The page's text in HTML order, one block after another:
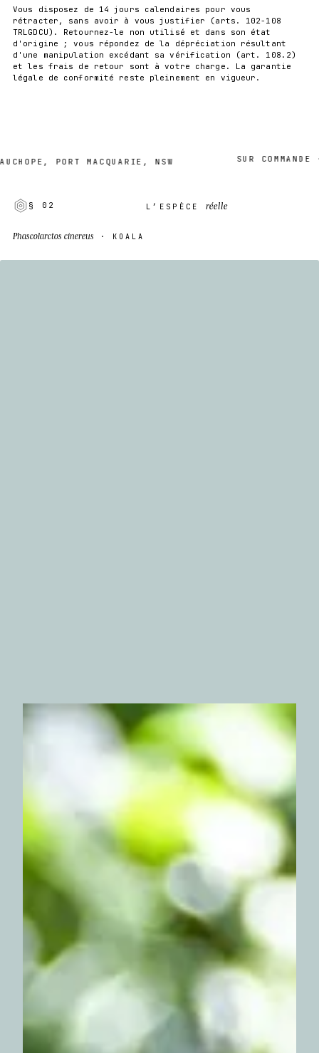
Vous disposez de 14 jours calendaires pour vous
rétracter, sans avoir à vous justifier (arts. 102-108
TRLGDCU). Retournez-le non utilisé et dans son état
d'origine ; vous répondez de la dépréciation résultant
d'une manipulation excédant sa vérification (art. 108.2)
et les frais de retour sont à votre charge. La garantie
légale de conformité reste pleinement en vigueur.
PORT MACQUARIE, NSW SUR COMMANDE ·
§ 02 L’ESPÈCEréelle
Phascolarctos cinereus · KOALA